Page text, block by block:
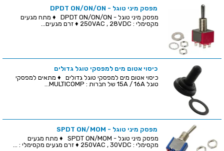
מפסק מיני טוגל - DPDT ON/ON/ON
מפסק מיני טוגל - DPDT ON/ON/ON ♦ מתח מגעים
מקסימלי : 250VAC , 28VDC ♦ זרם מגעים...
כיסוי אטום מים למפסקי טוגל גדולים
כיסוי אטום מים למפסקי טוגל גדולים ♦ מתאים למפסקי
טוגל 15A / 16A של חברות : MULTICOMP...
מפסק מיני טוגל - SPDT ON/MOM
מפסק מיני טוגל - SPDT ON/MOM ♦ מתח מגעים
מקסימלי : 250VAC , 30VDC ♦ זרם מגעים מקסימלי : ...